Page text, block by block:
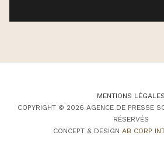
MENTIONS LÉGALES
COPYRIGHT © 2026 AGENCE DE PRESSE
RÉSERVÉS
CONCEPT & DESIGN AB CORP